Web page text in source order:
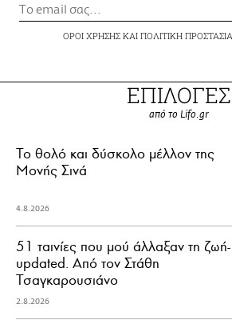
ΟΡΟΙ ΧΡΗΣΗΣΚΑΙ ΠΟΛΙΤΙΚΗ
ΕΠΙΛΟΓΕΣ
από το Lifo.gr
Το θολό και δύσκολο μέλλον της
Μονής Σινά
4.8.2026
51 ταινίες που μού άλλαξαν τη ζωή-
updated. Aπό τον Στάθη
Τσαγκαρουσιάνο
2.8.2026